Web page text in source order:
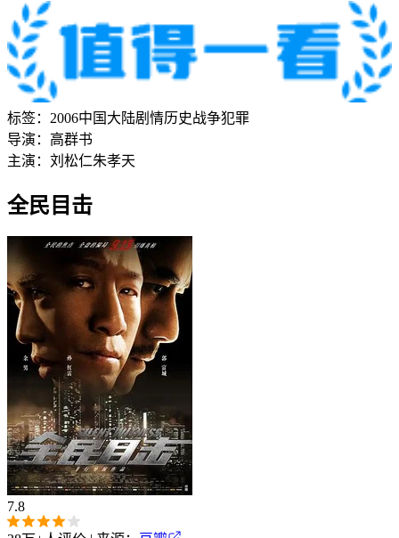
标签： 2006中国大陆剧情历史战争犯罪
导演： 高群书
主演： 刘松仁朱孝天
全民目击
7.8